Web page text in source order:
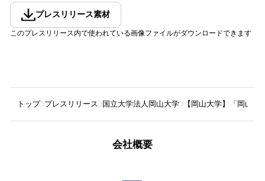
プレスリリース素材
このプレスリリース内で使われている画像ファイルがダウンロードできます
トップ プレスリリース 国立大学法人岡山大学 【岡山大学】「岡山
会社概要